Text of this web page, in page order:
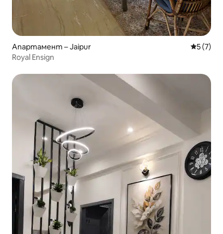
Апартамент – Jaipur Средна
5 (7)
Royal Ensign